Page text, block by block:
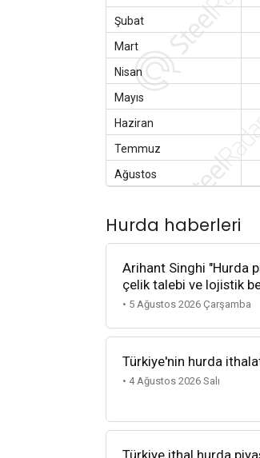
Şubat
Mart
Nisan
Mayıs
Haziran
Temmuz
Ağustos
Hurda haberleri
Arihant Singhi "Hurda
çelik talebi ve lojistik
• 5 Ağustos 2026 Çarşamba
Türkiye'nin hurda
• 4 Ağustos 2026 Salı